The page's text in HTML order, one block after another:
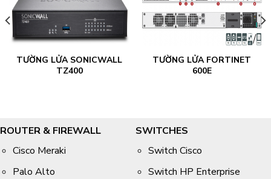
TƯỜNG LỬA SONICWALL
TZ400
TƯỜNG LỬA FORTINET
600E
ROUTER & FIREWALL
Cisco Meraki
Palo Alto
SWITCHES
Switch Cisco
Switch HP Enterprise